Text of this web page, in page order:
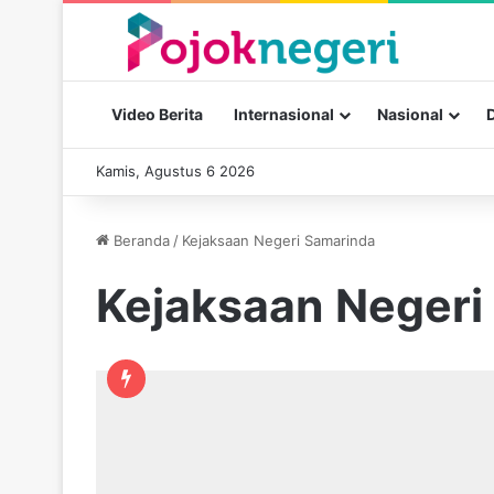
Video Berita Internasional Nasional
Kamis, Agustus 6 2026
Beranda / Kejaksaan Negeri Samarinda
Kejaksaan